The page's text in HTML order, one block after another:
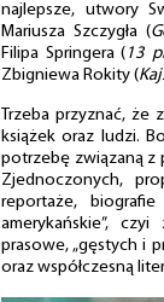
najlepsze, utwory
Mariusza Szczygła (
Filipa Springera ( 13
Zbigniewa Rokity (
Trzeba przyznać,
książek oraz ludzi.
potrzebę związaną z
Zjednoczonych,
reportaże,
amerykańskie”,
prasowe, „gęstych i
oraz współczesną